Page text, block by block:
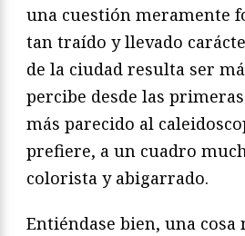
una cuestión meramente
tan traído y llevado
de la ciudad resulta ser
percibe desde las
más parecido al
prefiere, a un cuadro
colorista y abigarrado.
Entiéndase bien, una